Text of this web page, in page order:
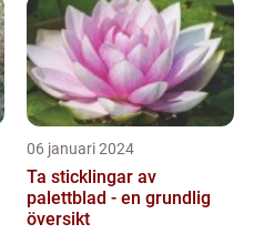
06 januari 2024
Ta sticklingar av
palettblad - en grundlig
översikt